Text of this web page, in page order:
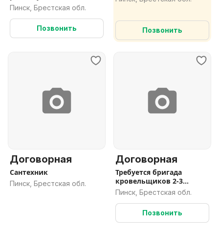
.Работа ,
Пинск, Брестская обл.
Позвонить Позвонить
Договорная
Сантехник
Пинск, Брестская обл.
Договорная
Требуется бригада
кровельщиков 2-3
человека
Пинск, Брестская обл.
Позвонить